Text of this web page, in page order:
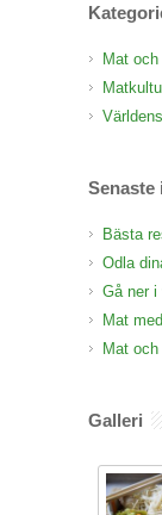
Mat
Senaste
Bästa
Odla
Gå ner
Mat
Mat
Galleri